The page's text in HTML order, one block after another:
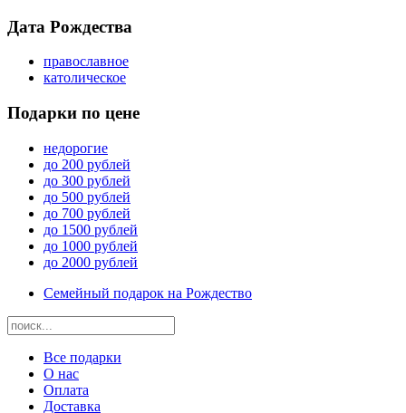
Дата Рождества
православное
католическое
Подарки по цене
недорогие
до 200 рублей
до 300 рублей
до 500 рублей
до 700 рублей
до 1500 рублей
до 1000 рублей
до 2000 рублей
Семейный подарок на Рождество
Все подарки
О нас
Оплата
Доставка